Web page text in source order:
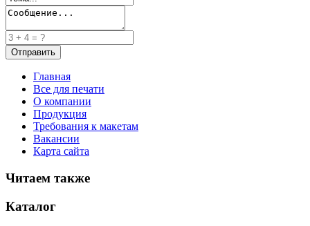
Главная
Все для печати
О компании
Продукция
Требования к макетам
Вакансии
Карта сайта
Читаем также
Каталог